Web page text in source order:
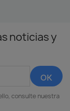
noticias y
consulte nuestra